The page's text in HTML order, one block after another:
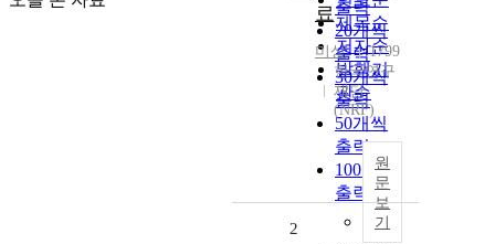
제목순
저자순
발행기
관순
출력
20개씩
출력
30개씩
출력
50개씩
출력
100개씩
출력
료
미상
1799
한국연구
재단
(NRF)
원
문
보
기
2